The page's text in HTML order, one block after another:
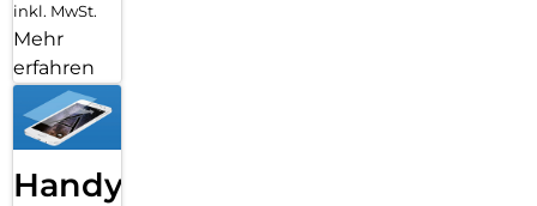
inkl. MwSt.
Mehr
erfahren
Handy